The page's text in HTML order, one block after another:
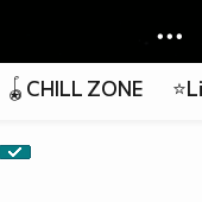
🪀CHILL ZONE